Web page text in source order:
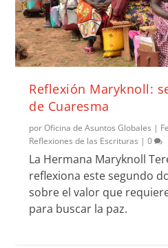
Reflexión Maryknoll:
de Cuaresma
porOficina de Asuntos Globales |
Reflexiones de las Escrituras |0
La Hermana Maryknoll
reflexiona este segundo
sobre el valor que
para buscar la paz.